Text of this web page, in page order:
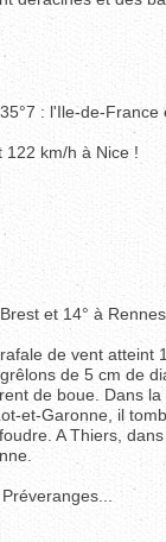
: l'Ile-de-
122 km/h à Nice !
et 14° à
de vent atteint
de 5 cm de
de boue. Dans
et-Garonne, il
A Thiers,